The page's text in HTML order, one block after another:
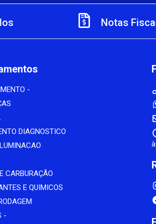
Notas
-
DIAGNOSTICO
CARBURAÇÃO
E QUIMICOS
-